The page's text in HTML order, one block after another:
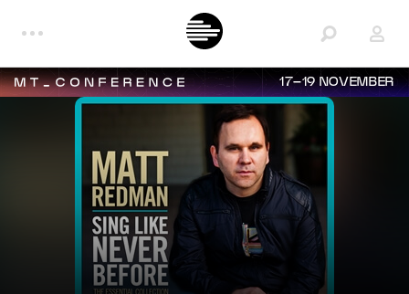
17–19 NOVEMBER